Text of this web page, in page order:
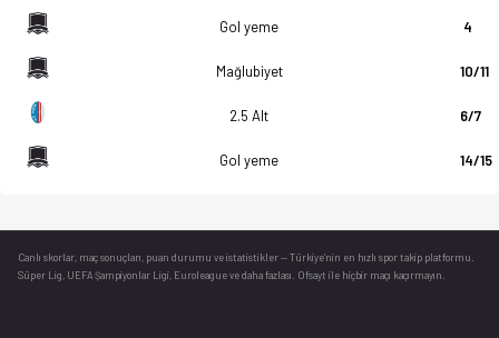
Gol yeme 4
Mağlubiyet 10/11
2.5 Alt 6/7
Gol yeme 14/15
Canlı skorlar , maç sonuçları, puan durumu ve istatistikler — Türkiye’nin en hızlı spor takip platformu.
Süper Lig, UEFA Şampiyonlar Ligi, Euroleague ve daha fazlası. Ofsayt ile hiçbir maçı kaçırmayın.